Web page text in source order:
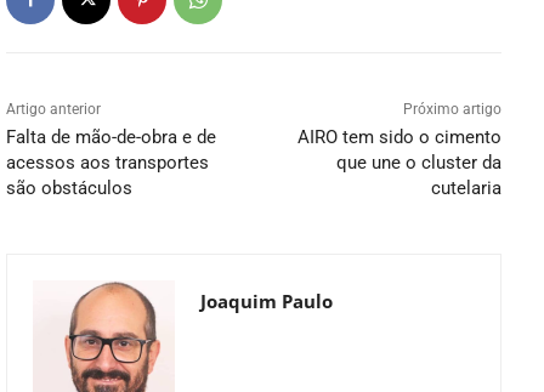
Artigo anterior
Falta de mão-de-obra e de
acessos aos transportes
são obstáculos
Próximo artigo
AIRO tem sido o cimento
que une o cluster da
cutelaria
Joaquim Paulo